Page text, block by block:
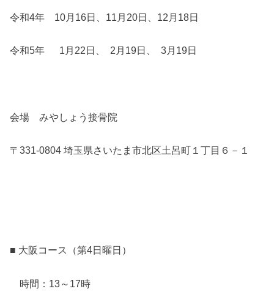
令和4年 10月16日、11月20日、12月18日
令和5年 1月22日、 2月19日、 3月19日
会場 みやしょう接骨院
〒331-0804 埼玉県さいたま市北区土呂町１丁目６－１
■ 大阪コース（第4日曜日）
時間：13～17時